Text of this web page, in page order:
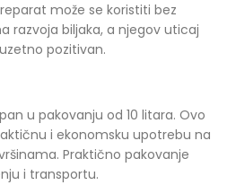
može se koristiti bez
razvoja biljaka, a njegov uticaj
pozitivan.
u pakovanju od 10 litara. Ovo
i ekonomsku upotrebu na
Praktično pakovanje
i transportu.